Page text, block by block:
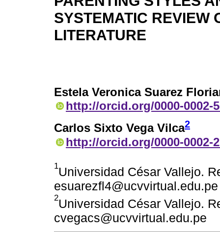
SYSTEMATIC REVIEW
LITERATURE
Estela Veronica Suarez
http://orcid.org/0000-0002-
Carlos Sixto Vega Vilca2
http://orcid.org/0000-0002-
1Universidad César Vallejo.
esuarezfl4@ucvvirtual.edu.pe
2Universidad César Vallejo.
cvegacs@ucvvirtual.edu.pe